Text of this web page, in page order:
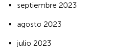
septiembre 2023
agosto 2023
julio 2023